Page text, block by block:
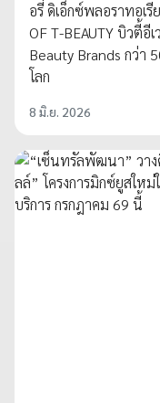
อรี่ ดิเอ็กซ์พลอราทอเ
OF T-BEAUTY บิวตี้
Beauty Brands กว่า
โลก
8 มิ.ย. 2026